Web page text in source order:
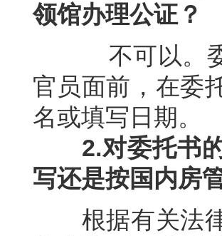
领馆办理公证？
不可以。
官员面前，在委
名或填写日期。
2.对委托书
写还是按国内房
根据有关法